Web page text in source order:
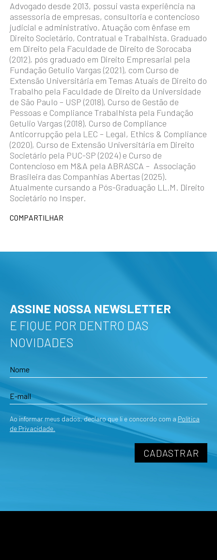
Advogado desde 2013, possui vasta experiência na
assessoria de empresas, consultoria e contencioso
judicial e administrativo. Atuação com ênfase em
Direito Societário, Contratual e Trabalhista. Graduado
em Direito pela Faculdade de Direito de Sorocaba
(2012), pós graduado em Direito Empresarial pela
Fundação Getulio Vargas (2021), com Curso de
Extensão Universitária em Temas Atuais de Direito do
Trabalho pela Faculdade de Direito da Universidade
de São Paulo – USP (2018), Curso de Gestão de
Pessoas e Compliance Trabalhista pela Fundação
Getulio Vargas (2018), Curso de Compliance
Anticorrupção pela LEC – Legal, Ethics & Compliance
(2020), Curso de Extensão Universitária em Direito
Societário pela PUC-SP (2024) e Curso de
Contencioso em M&A pela ABRASCA – Associação
Brasileira das Companhias Abertas (2025).
Atualmente cursando a Pós-Graduação LL.M. Direito
Societário no Insper.
COMPARTILHAR
ASSINE NOSSA NEWSLETTER
E FIQUE POR DENTRO DAS
NOVIDADES
Ao informar meus dados, declaro que li e concordo com a Política
de Privacidade.